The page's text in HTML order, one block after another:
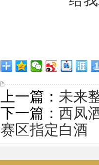
上一篇： 未来
下一篇： 西凤
赛区指定白酒